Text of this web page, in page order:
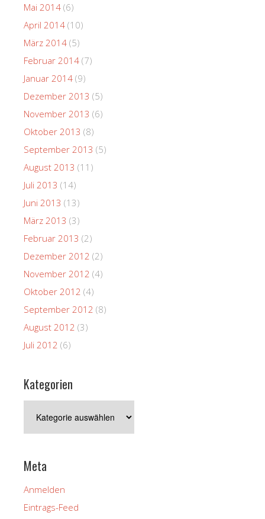
Mai 2014 (6)
April 2014 (10)
März 2014 (5)
Februar 2014 (7)
Januar 2014 (9)
Dezember 2013 (5)
November 2013 (6)
Oktober 2013 (8)
September 2013 (5)
August 2013 (11)
Juli 2013 (14)
Juni 2013 (13)
März 2013 (3)
Februar 2013 (2)
Dezember 2012 (2)
November 2012 (4)
Oktober 2012 (4)
September 2012 (8)
August 2012 (3)
Juli 2012 (6)
Kategorien
Meta
Anmelden
Eintrags-Feed